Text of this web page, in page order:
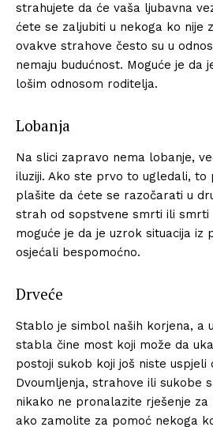
strahujete da će vaša ljubavna
ćete se zaljubiti u nekoga ko nije
ovakve strahove često su u
nemaju budućnost. Moguće je da
lošim odnosom roditelja.
Lobanja
Na slici zapravo nema lobanje,
iluziji. Ako ste prvo to ugledali, to
plašite da ćete se razočarati u
strah od sopstvene smrti ili smrti
moguće je da je uzrok situacija iz
osjećali bespomoćno.
Drveće
Stablo je simbol naših korjena, a
stabla čine most koji može da
postoji sukob koji još niste uspjeli
Dvoumljenja, strahove ili sukobe
nikako ne pronalazite rješenje za
ako zamolite za pomoć nekoga